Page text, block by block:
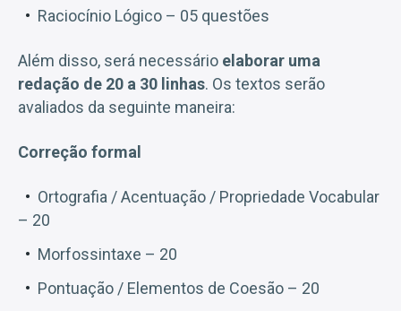
Raciocínio Lógico – 05 questões
Além disso, será necessário elaborar uma
redação de 20 a 30 linhas. Os textos serão
avaliados da seguinte maneira:
Correção formal
Ortografia / Acentuação / Propriedade Vocabular
– 20
Morfossintaxe – 20
Pontuação / Elementos de Coesão – 20